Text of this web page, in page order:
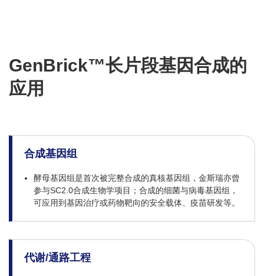
GenBrick™长片段基因合成的
应用
合成基因组
酵母基因组是首次被完整合成的真核基因组，金斯瑞亦曾
参与SC2.0合成生物学项目；合成的细菌与病毒基因组，
可应用到基因治疗或药物靶向的安全载体、疫苗研发等。
代谢/通路工程